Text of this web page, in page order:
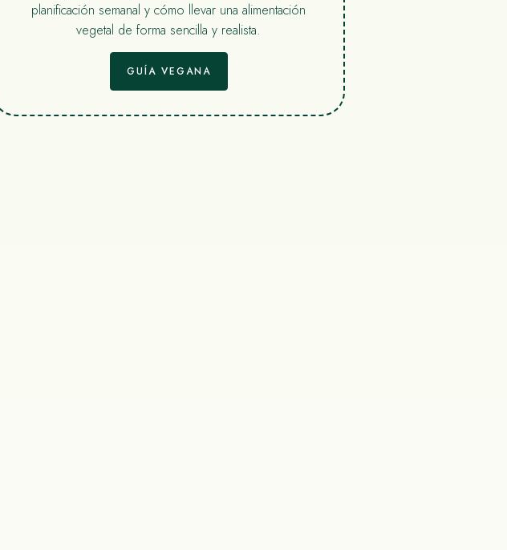
planificación semanal y cómo llevar una alimentación
vegetal de forma sencilla y realista.
GUÍA VEGANA